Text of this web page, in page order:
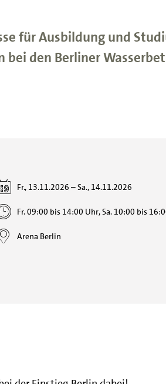
für Ausbildung und
bei den Berliner
Fr., 13.11.2026 –Sa., 14.11.2026
Fr. 09:00 bis 14:00 Uhr, Sa. 10:00 bis
Arena Berlin